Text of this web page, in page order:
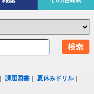
｜課題図書 ｜夏休みドリル｜